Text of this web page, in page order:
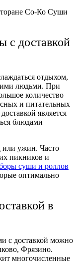
Со-Ко Суши
с доставкой
отдыхом,
людьми. При
количество
и питательных
является
блюдами
или ужин. Часто
пикников и
суши и роллов
оптимально
в
с доставкой можно
Фрязино.
многочисленные